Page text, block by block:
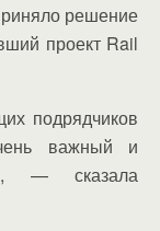
решение
проект Rail
подрядчиков
важный и
— сказала